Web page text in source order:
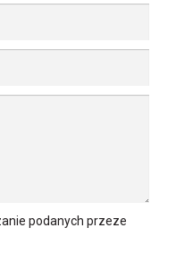
podanych przeze